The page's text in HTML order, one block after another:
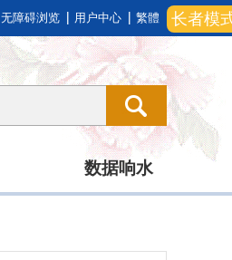
长者模
无障碍浏览 用户中心 繁體
数据响水